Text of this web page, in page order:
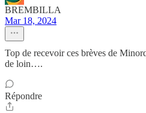
BREMBILLA
Mar 18, 2024
Top de recevoir ces brèves de
de loin….
Répondre